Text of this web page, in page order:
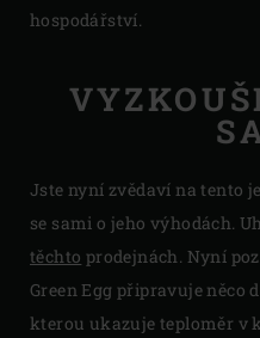
hospodářství.
Jste nyní zvědaví na tento
se sami o jeho výhodách.
těchto prodejnách. Nyní
Green Egg připravuje něco
kterou ukazuje teploměr v